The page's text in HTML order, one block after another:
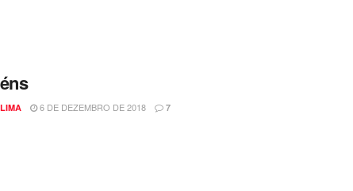
6 DE DEZEMBRO DE 2018 7